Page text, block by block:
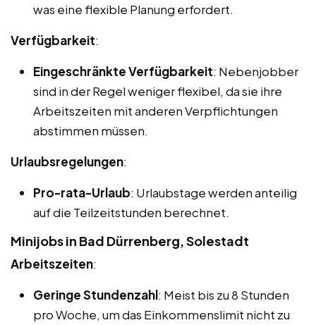
was eine flexible Planung erfordert.
Verfügbarkeit:
Eingeschränkte Verfügbarkeit: Nebenjobber
sind in der Regel weniger flexibel, da sie ihre
Arbeitszeiten mit anderen Verpflichtungen
abstimmen müssen.
Urlaubsregelungen:
Pro-rata-Urlaub: Urlaubstage werden anteilig
auf die Teilzeitstunden berechnet.
Minijobs in Bad Dürrenberg, Solestadt
Arbeitszeiten:
Geringe Stundenzahl: Meist bis zu 8 Stunden
pro Woche, um das Einkommenslimit nicht zu